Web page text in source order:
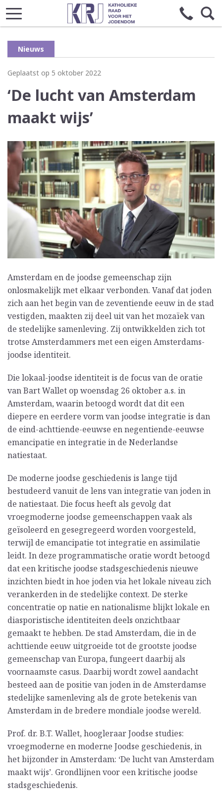
Nieuws
Geplaatst op 5 oktober 2022
‘De lucht van Amsterdam
maakt wijs’
Amsterdam en de joodse gemeenschap zijn
onlosmakelijk met elkaar verbonden. Vanaf dat joden
zich aan het begin van de zeventiende eeuw in de stad
vestigden, maakten zij deel uit van het mozaïek van
de stedelijke samenleving. Zij ontwikkelden zich tot
trotse Amsterdammers met een eigen Amsterdams-
joodse identiteit.
Die lokaal-joodse identiteit is de focus van de oratie
van Bart Wallet op woensdag 26 oktober a.s. in
Amsterdam, waarin betoogd wordt dat dit een
diepere en eerdere vorm van joodse integratie is dan
de eind-achttiende-eeuwse en negentiende-eeuwse
emancipatie en integratie in de Nederlandse
natiestaat.
De moderne joodse geschiedenis is lange tijd
bestudeerd vanuit de lens van integratie van joden in
de natiestaat. Die focus heeft als gevolg dat
vroegmoderne joodse gemeenschappen vaak als
geïsoleerd en gesegregeerd worden voorgesteld,
terwijl de emancipatie tot integratie en assimilatie
leidt. In deze programmatische oratie wordt betoogd
dat een kritische joodse stadsgeschiedenis nieuwe
inzichten biedt in hoe joden via het lokale niveau zich
verankerden in de stedelijke context. De sterke
concentratie op natie en nationalisme blijkt lokale en
diasporistische identiteiten deels onzichtbaar
gemaakt te hebben. De stad Amsterdam, die in de
achttiende eeuw uitgroeide tot de grootste joodse
gemeenschap van Europa, fungeert daarbij als
voornaamste casus. Daarbij wordt zowel aandacht
besteed aan de positie van joden in de Amsterdamse
stedelijke samenleving als de grote betekenis van
Amsterdam in de bredere mondiale joodse wereld.
Prof. dr. B.T. Wallet, hoogleraar Joodse studies:
vroegmoderne en moderne Joodse geschiedenis, in
het bijzonder in Amsterdam: ‘De lucht van Amsterdam
maakt wijs’. Grondlijnen voor een kritische joodse
stadsgeschiedenis.